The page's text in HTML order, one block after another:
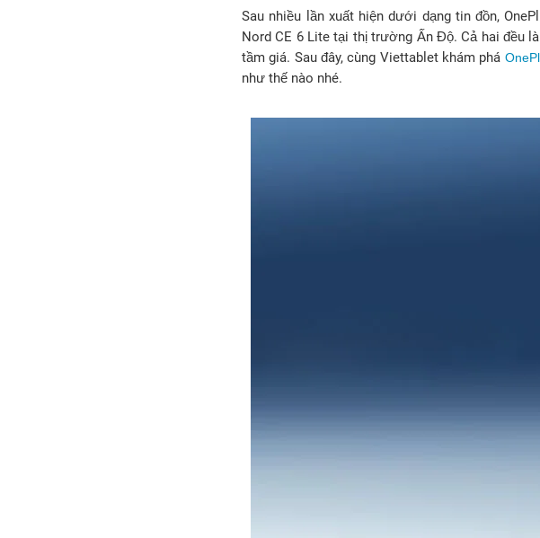
Sau nhiều lần xuất hiện dưới dạng tin đồn,
Nord CE 6 Lite tại thị trường Ấn Độ. Cả hai đều
tầm giá. Sau đây, cùng Viettablet khám phá
như thế nào nhé.